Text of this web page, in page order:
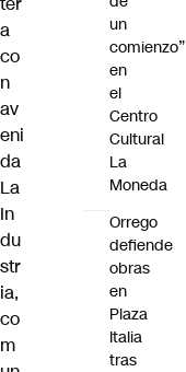
a
co
n
av
eni
da
La
In
du
str
ia,
co
m
un
comienzo”
en
el
Centro
Cultural
La
Moneda
Orrego
defiende
obras
en
Plaza
Italia
tras